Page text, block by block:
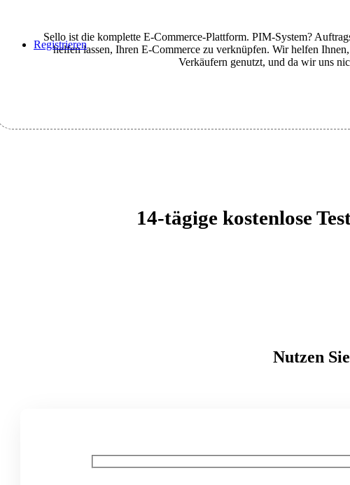
Registrieren
Sello ist die komplette E-Commerce-Plattform. PIM-System?
helfen lassen, Ihren E-Commerce zu verknüpfen. Wir helfen
Verkäufern genutzt, und da wir uns
14-tägige kostenlose
Nutzen